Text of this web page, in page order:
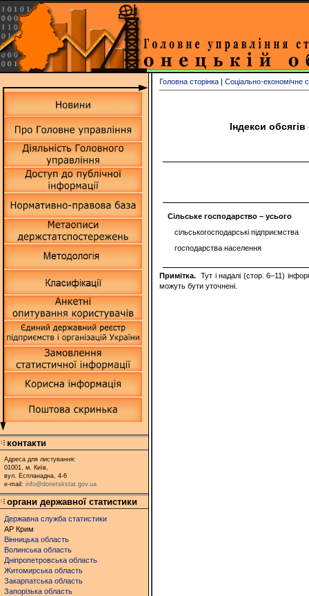
контакти
Адреса для листування:
01001, м. Київ,
вул. Еспланадна, 4-6
e-mail: info@donetskstat.gov.ua
органи державної статистики
Державна служба статистики
АР Крим
Вінницька область
Волинська область
Дніпропетровська область
Житомирська область
Закарпатська область
Запорізька область
Головна сторінка | Соціально-економічне
Індекси
Сільське господарство – усього
сільськогосподарські підприємства
господарства населення
Примітка. Тут і надалі (стор. 6–11)
можуть бути уточнені